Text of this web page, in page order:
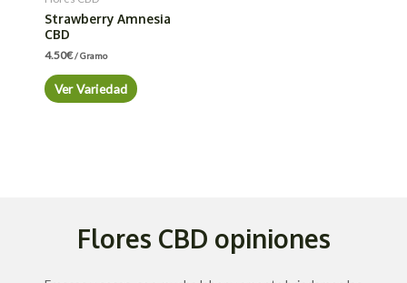
Strawberry Amnesia
CBD
4.50€/ Gramo
Ver Variedad
Flores CBD opiniones